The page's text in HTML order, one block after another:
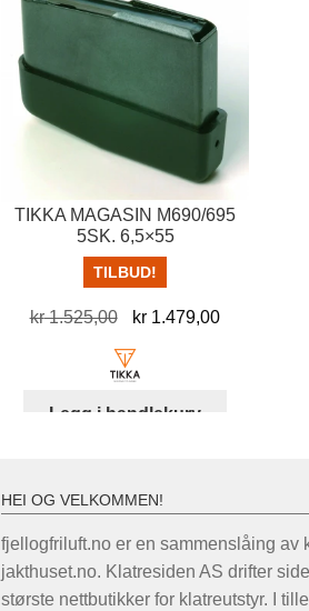
TIKKA MAGASIN M690/695
5SK. 6,5×55
TILBUD!
kr1.525,00
Opprinnelig
var:
kr 1.479,00Nåværende
Legg i handlekurv
HEI OG VELKOMMEN!
fjellogfriluft.no er en sammenslåing av
jakthuset.no. Klatresiden AS drifter
største nettbutikker for klatreutstyr. I